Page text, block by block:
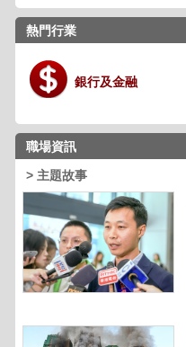
熱門行業
銀行及金融
職場資訊
> 主題故事